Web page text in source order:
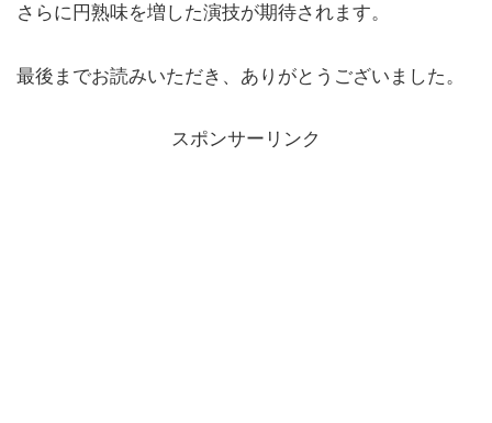
さらに円熟味を増した演技が期待されます。
最後までお読みいただき、ありがとうございました。
スポンサーリンク